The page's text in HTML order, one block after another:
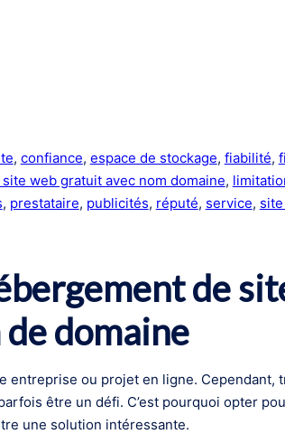
, confiance, espace de stockage, fiabilité,
web gratuit avec nom domaine,
, prestataire, publicités, réputé, service,
de
domaine
entreprise ou projet en ligne. Cependant,
être un défi. C’est pourquoi opter
une solution intéressante.